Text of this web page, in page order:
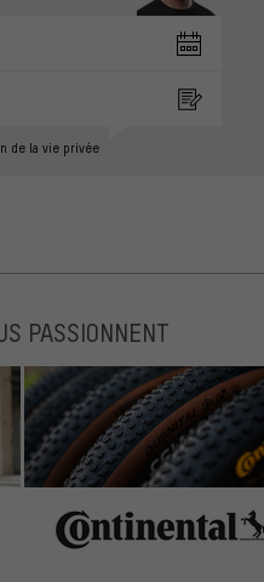
de la vie privée
PASSIONNENT